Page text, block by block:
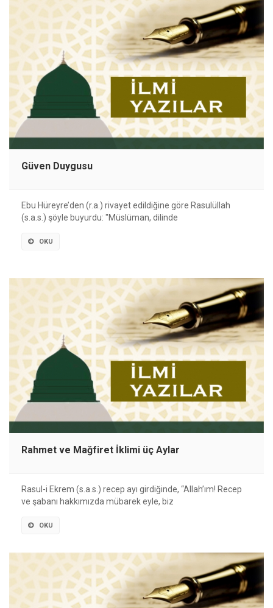
Güven Duygusu
Ebu Hüreyre’den (r.a.) rivayet edildiğine göre Rasulüllah
(s.a.s.) şöyle buyurdu: "Müslüman, dilinde
OKU
Rahmet ve Mağfiret İklimi üç Aylar
Rasul-i Ekrem (s.a.s.) recep ayı girdiğinde, “Allah’ım! Recep
ve şabanı hakkımızda mübarek eyle, biz
OKU